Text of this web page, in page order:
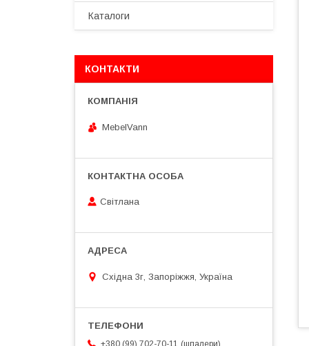
Каталоги
КОНТАКТИ
MebelVann
Світлана
Східна 3г, Запоріжжя, Україна
+380 (99) 702-70-11
шпалери